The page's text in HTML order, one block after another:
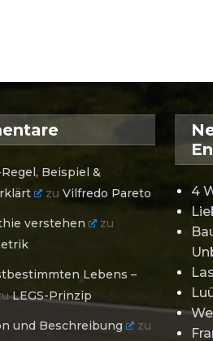
Beispiel &
zuVilfredo Pareto
verstehen
zu
Lebens –
LEGS-Prinzip
und Beschreibung
zu
4